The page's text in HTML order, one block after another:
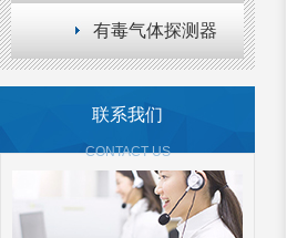
有毒气体探测器
联系我们
CONTACT US